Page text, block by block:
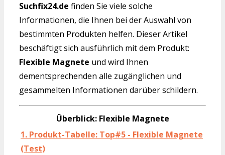
Suchfix24.de finden Sie viele solche
Informationen, die Ihnen bei der Auswahl von
bestimmten Produkten helfen. Dieser Artikel
beschäftigt sich ausführlich mit dem Produkt:
Flexible Magnete und wird Ihnen
dementsprechenden alle zugänglichen und
gesammelten Informationen darüber schildern.
Überblick: Flexible Magnete
1. Produkt-Tabelle: Top#5 - Flexible Magnete
(Test)